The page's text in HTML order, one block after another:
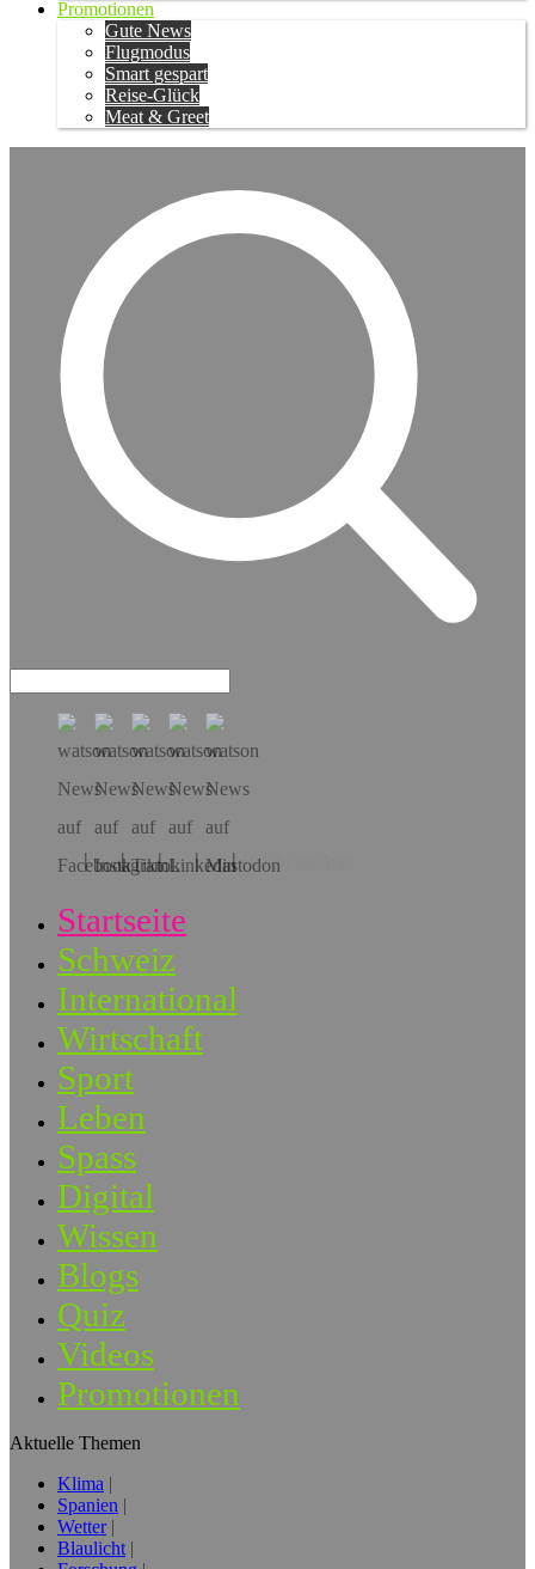
Promotionen
Gute News
Flugmodus
Smart gespart
Reise-Glück
Meat & Greet
Hol dir die App!
Startseite
Schweiz
International
Wirtschaft
Sport
Leben
Spass
Digital
Wissen
Blogs
Quiz
Videos
Promotionen
Aktuelle Themen
Klima
Spanien
Wetter
Blaulicht